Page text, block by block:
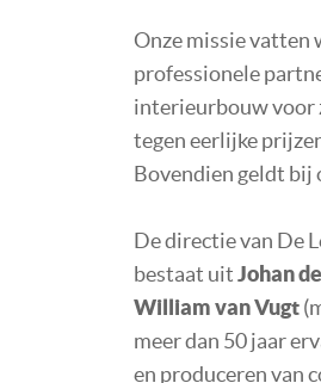
Onze missie vatten
professionele
interieurbouw voor
tegen eerlijke
Bovendien geldt bij
De directie van De
bestaat uitJohan
William van Vugt
meer dan 50 jaar
en produceren van